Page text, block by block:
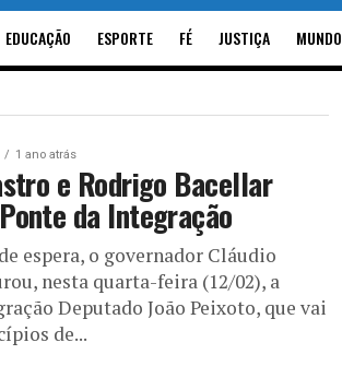
EDUCAÇÃO ESPORTE FÉ JUSTIÇA MUNDO
1 ano atrás
e Rodrigo Bacellar
da Integração
espera, o governador Cláudio
nesta quarta-feira (12/02), a
Deputado João Peixoto, que vai
de...